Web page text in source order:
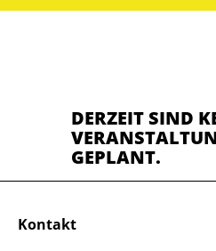
DERZEIT SIND
GEPLANT.
Kontakt